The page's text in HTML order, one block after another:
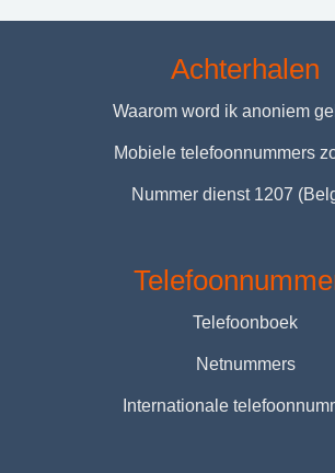
Achterhalen
Waarom word ik anoniem
Mobiele telefoonnummers
Nummer dienst 1207
Telefoonboek
Netnummers
Internationale